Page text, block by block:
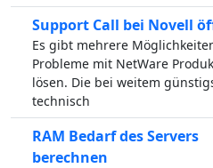
Support Call bei Novell
Es gibt mehrere
Probleme mit NetWare
lösen. Die bei weitem
technisch
RAM Bedarf des Servers
berechnen